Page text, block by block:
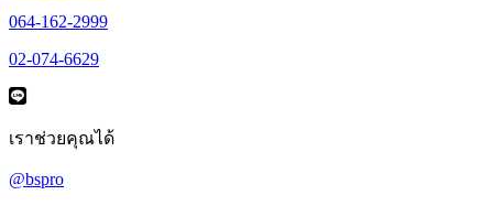
064-162-2999
02-074-6629
เราช่วยคุณได้
@bspro